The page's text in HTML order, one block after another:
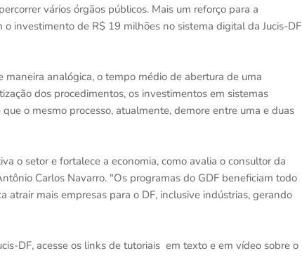
vários órgãos públicos. Mais um reforço para a
investimento de R$ 19 milhões no sistema digital da Jucis-DF
maneira analógica, o tempo médio de abertura de uma
dos procedimentos, os investimentos em sistemas
o mesmo processo, atualmente, demore entre uma e duas
o setor e fortalece a economia, como avalia o consultor da
Carlos Navarro. "Os programas do GDF beneficiam todo
atrair mais empresas para o DF, inclusive indústrias, gerando
DF, acesse os links de tutoriais em texto e em vídeo sobre o